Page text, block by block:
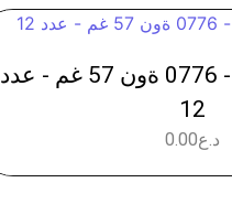
باونتي جوز الهند - 0776 ةون 57 غم - عدد
12
د.ع0.00